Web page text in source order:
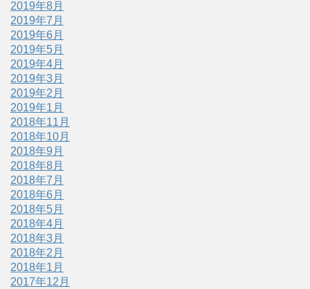
2019年8月
2019年7月
2019年6月
2019年5月
2019年4月
2019年3月
2019年2月
2019年1月
2018年11月
2018年10月
2018年9月
2018年8月
2018年7月
2018年6月
2018年5月
2018年4月
2018年3月
2018年2月
2018年1月
2017年12月